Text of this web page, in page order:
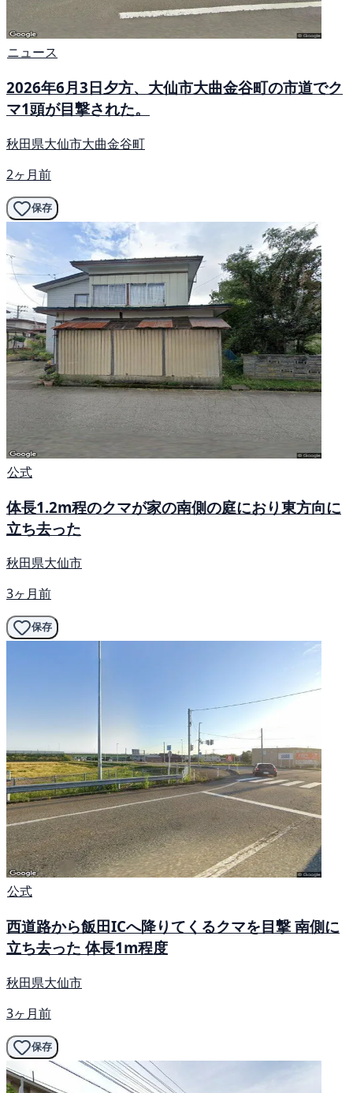
ニュース
2026年6月3日夕方、大仙市大曲金谷町の市道でク
マ1頭が目撃された。
秋田県大仙市大曲金谷町
2ヶ月前
保存
公式
体長1.2m程のクマが家の南側の庭におり東方向に
立ち去った
秋田県大仙市
3ヶ月前
保存
公式
西道路から飯田ICへ降りてくるクマを目撃 南側に
立ち去った 体長1m程度
秋田県大仙市
3ヶ月前
保存